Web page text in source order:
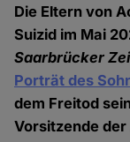
Die Eltern von
Suizid im Mai
Saarbrücker
Porträt des
dem Freitod
Vorsitzende der